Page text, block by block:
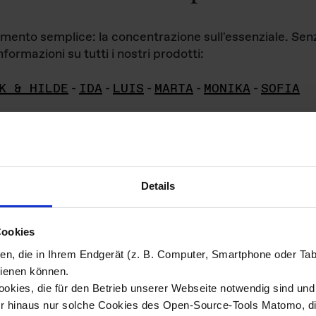
Details
die in Ihrem Endgerät (z. B. Computer, Smartphone oder
können.
die für den Betrieb unserer Webseite notwendig sind
hinaus nur solche Cookies des Open-Source-Tools Matomo,
semplice: la concentrazione sull'essenziale.
su tutti i nostri prodotti:
& HILDE - IDA - LUIS - MARTA - MONIKA - SOFIA
di
materiale fotografico sono detenuti daDas ganze